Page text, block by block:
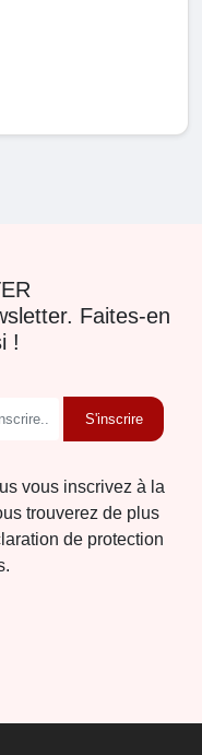
Faites-en
!
S'inscrire
vous inscrivez à la
trouverez de plus
de protection